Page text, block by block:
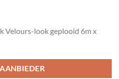
Velours-look geplooid 6m x